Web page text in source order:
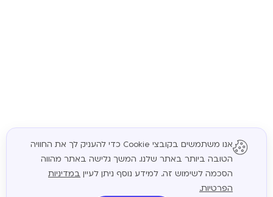
המשך
אנו משתמשים בקובצי Cookie כדי להעניק לך את החוויה
הטובה ביותר באתר שלנו. המשך גלישה באתר מהווה
הסכמה לשימוש זה. למידע נוסף ניתן לעיין במדיניות
הפרטיות.